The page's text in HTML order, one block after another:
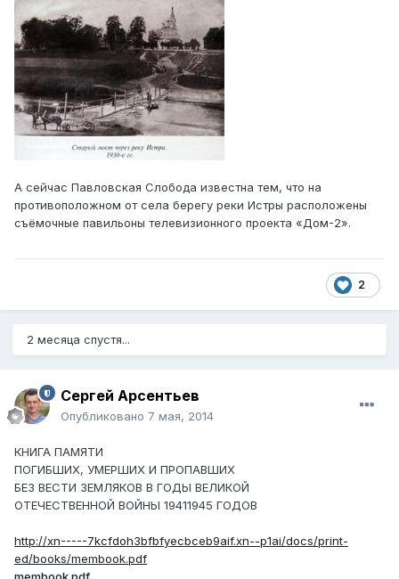
А сейчас Павловская Слобода известна тем, что на
противоположном от села берегу реки Истры расположены
съёмочные павильоны телевизионного проекта «Дом-2».
2
2 месяца спустя...
Сергей Арсентьев
Опубликовано 7 мая, 2014
КНИГА ПАМЯТИ
ПОГИБШИХ, УМЕРШИХ И ПРОПАВШИХ
БЕЗ ВЕСТИ ЗЕМЛЯКОВ В ГОДЫ ВЕЛИКОЙ
ОТЕЧЕСТВЕННОЙ ВОЙНЫ 19411945 ГОДОВ
http://xn-----7kcfdoh3bfbfyecbceb9aif.xn--p1ai/docs/print-
ed/books/membook.pdf